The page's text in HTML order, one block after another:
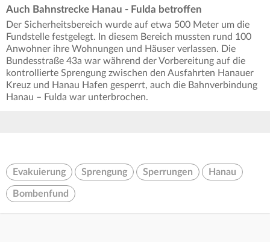
Auch Bahnstrecke Hanau - Fulda betroffen
Der Sicherheitsbereich wurde auf etwa 500 Meter um die
Fundstelle festgelegt. In diesem Bereich mussten rund 100
Anwohner ihre Wohnungen und Häuser verlassen. Die
Bundesstraße 43a war während der Vorbereitung auf die
kontrollierte Sprengung zwischen den Ausfahrten Hanauer
Kreuz und Hanau Hafen gesperrt, auch die Bahnverbindung
Hanau – Fulda war unterbrochen.
Evakuierung Sprengung Sperrungen Hanau
Bombenfund